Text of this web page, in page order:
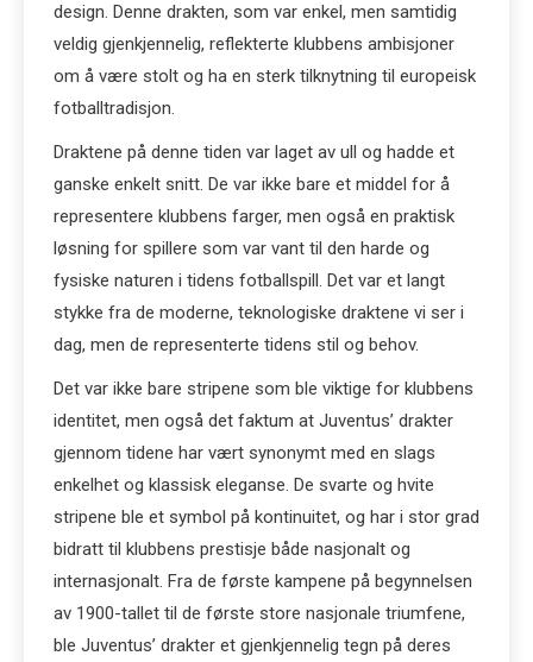
design. Denne drakten, som var enkel, men samtidig
veldig gjenkjennelig, reflekterte klubbens ambisjoner
om å være stolt og ha en sterk tilknytning til europeisk
fotballtradisjon.
Draktene på denne tiden var laget av ull og hadde et
ganske enkelt snitt. De var ikke bare et middel for å
representere klubbens farger, men også en praktisk
løsning for spillere som var vant til den harde og
fysiske naturen i tidens fotballspill. Det var et langt
stykke fra de moderne, teknologiske draktene vi ser i
dag, men de representerte tidens stil og behov.
Det var ikke bare stripene som ble viktige for klubbens
identitet, men også det faktum at Juventus’ drakter
gjennom tidene har vært synonymt med en slags
enkelhet og klassisk eleganse. De svarte og hvite
stripene ble et symbol på kontinuitet, og har i stor grad
bidratt til klubbens prestisje både nasjonalt og
internasjonalt. Fra de første kampene på begynnelsen
av 1900-tallet til de første store nasjonale triumfene,
ble Juventus’ drakter et gjenkjennelig tegn på deres